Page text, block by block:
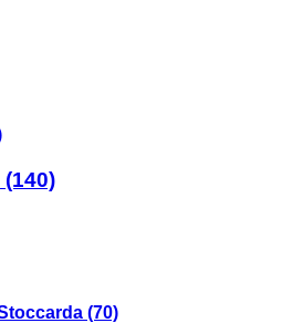
(140)
(70)